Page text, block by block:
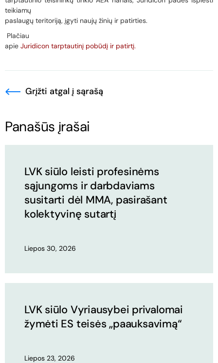
teikiamų
paslaugų teritoriją, įgyti naujų žinių ir patirties.
Plačiau
apie Juridicon tarptautinį pobūdį ir patirtį.
Grįžti atgal į sąrašą
Panašūs įrašai
LVK siūlo leisti profesinėms
sąjungoms ir darbdaviams
susitarti dėl MMA, pasirašant
kolektyvinę sutartį
Liepos 30, 2026
LVK siūlo Vyriausybei privalomai
žymėti ES teisės „paauksavimą“
Liepos 23, 2026